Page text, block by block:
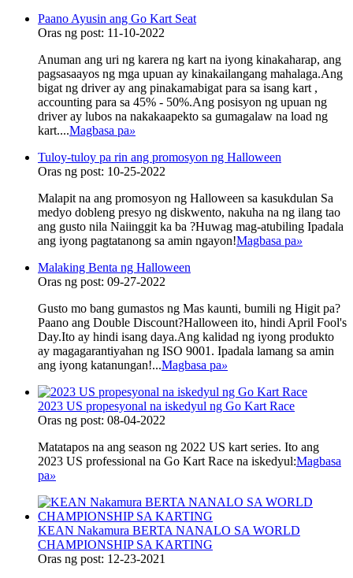
Paano Ayusin ang Go Kart Seat
Oras ng post: 11-10-2022
Anuman ang uri ng karera ng kart na iyong kinakaharap, ang
pagsasaayos ng mga upuan ay kinakailangang mahalaga.Ang
bigat ng driver ay ang pinakamabigat para sa isang kart ,
accounting para sa 45% - 50%.Ang posisyon ng upuan ng
driver ay lubos na nakakaapekto sa gumagalaw na load ng
kart....Magbasa pa»
Tuloy-tuloy pa rin ang promosyon ng Halloween
Oras ng post: 10-25-2022
Malapit na ang promosyon ng Halloween sa kasukdulan Sa
medyo dobleng presyo ng diskwento, nakuha na ng ilang tao
ang gusto nila Naiinggit ka ba ?Huwag mag-atubiling Ipadala
ang iyong pagtatanong sa amin ngayon!Magbasa pa»
Malaking Benta ng Halloween
Oras ng post: 09-27-2022
Gusto mo bang gumastos ng Mas kaunti, bumili ng Higit pa?
Paano ang Double Discount?Halloween ito, hindi April Fool's
Day.Ito ay hindi isang daya.Ang kalidad ng iyong produkto
ay magagarantiyahan ng ISO 9001. Ipadala lamang sa amin
ang iyong katanungan!...Magbasa pa»
2023 US propesyonal na iskedyul ng Go Kart Race
Oras ng post: 08-04-2022
Matatapos na ang season ng 2022 US kart series. Ito ang
2023 US professional na Go Kart Race na iskedyul:Magbasa
pa»
KEAN Nakamura BERTA NANALO SA WORLD
CHAMPIONSHIP SA KARTING
Oras ng post: 12-23-2021